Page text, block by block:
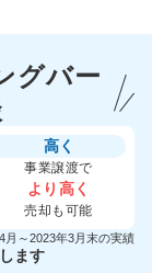
グバー
高く
事業譲渡で
より高く
売却も可能
～2023年3月末の実績
ます